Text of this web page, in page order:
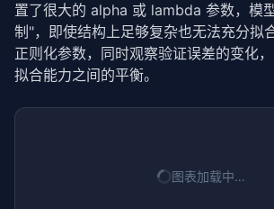
置了很大的 alpha 或 lambda 参数，模
制"，即使结构上足够复杂也无法充分拟
正则化参数，同时观察验证误差的变化
拟合能力之间的平衡。
图表加载中…